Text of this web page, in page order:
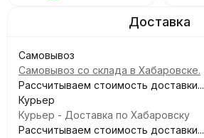
Самовывоз
Самовывоз со склада в Хабаровске.
Рассчитываем стоимость доставки...
Курьер
Курьер - Доставка по Хабаровску
Рассчитываем стоимость доставки...